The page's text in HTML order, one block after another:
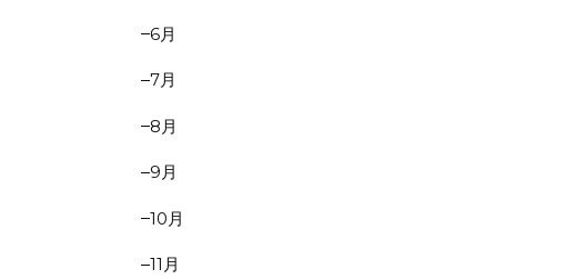
6月
7月
8月
9月
10月
11月